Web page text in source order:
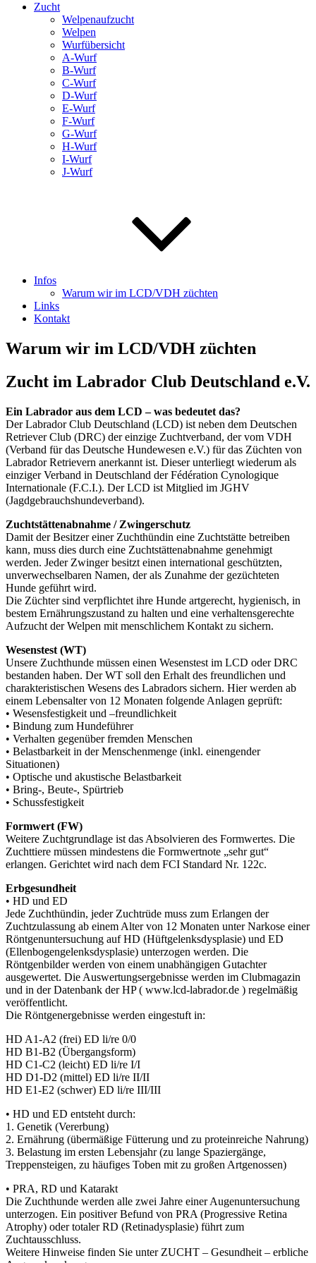
Zucht
Welpenaufzucht
Welpen
Wurfübersicht
A-Wurf
B-Wurf
C-Wurf
D-Wurf
E-Wurf
F-Wurf
G-Wurf
H-Wurf
I-Wurf
J-Wurf
Infos
Warum wir im LCD/VDH züchten
Links
Kontakt
Warum wir im LCD/VDH züchten
Zucht im Labrador Club Deutschland e.V.
Ein Labrador aus dem LCD – was bedeutet das?
Der Labrador Club Deutschland (LCD) ist neben dem Deutschen
Retriever Club (DRC) der einzige Zuchtverband, der vom VDH
(Verband für das Deutsche Hundewesen e.V.) für das Züchten von
Labrador Retrievern anerkannt ist. Dieser unterliegt wiederum als
einziger Verband in Deutschland der Fédération Cynologique
Internationale (F.C.I.). Der LCD ist Mitglied im JGHV
(Jagdgebrauchshundeverband).
Zuchtstättenabnahme / Zwingerschutz
Damit der Besitzer einer Zuchthündin eine Zuchtstätte betreiben
kann, muss dies durch eine Zuchtstättenabnahme genehmigt
werden. Jeder Zwinger besitzt einen international geschützten,
unverwechselbaren Namen, der als Zunahme der gezüchteten
Hunde geführt wird.
Die Züchter sind verpflichtet ihre Hunde artgerecht, hygienisch, in
bestem Ernährungszustand zu halten und eine verhaltensgerechte
Aufzucht der Welpen mit menschlichem Kontakt zu sichern.
Wesenstest (WT)
Unsere Zuchthunde müssen einen Wesenstest im LCD oder DRC
bestanden haben. Der WT soll den Erhalt des freundlichen und
charakteristischen Wesens des Labradors sichern. Hier werden ab
einem Lebensalter von 12 Monaten folgende Anlagen geprüft:
• Wesensfestigkeit und –freundlichkeit
• Bindung zum Hundeführer
• Verhalten gegenüber fremden Menschen
• Belastbarkeit in der Menschenmenge (inkl. einengender
Situationen)
• Optische und akustische Belastbarkeit
• Bring-, Beute-, Spürtrieb
• Schussfestigkeit
Formwert (FW)
Weitere Zuchtgrundlage ist das Absolvieren des Formwertes. Die
Zuchttiere müssen mindestens die Formwertnote „sehr gut“
erlangen. Gerichtet wird nach dem FCI Standard Nr. 122c.
Erbgesundheit
• HD und ED
Jede Zuchthündin, jeder Zuchtrüde muss zum Erlangen der
Zuchtzulassung ab einem Alter von 12 Monaten unter Narkose einer
Röntgenuntersuchung auf HD (Hüftgelenksdysplasie) und ED
(Ellenbogengelenksdysplasie) unterzogen werden. Die
Röntgenbilder werden von einem unabhängigen Gutachter
ausgewertet. Die Auswertungsergebnisse werden im Clubmagazin
und in der Datenbank der HP ( www.lcd-labrador.de ) regelmäßig
veröffentlicht.
Die Röntgenergebnisse werden eingestuft in:
HD A1-A2 (frei) ED li/re 0/0
HD B1-B2 (Übergangsform)
HD C1-C2 (leicht) ED li/re I/I
HD D1-D2 (mittel) ED li/re II/II
HD E1-E2 (schwer) ED li/re III/III
• HD und ED entsteht durch:
1. Genetik (Vererbung)
2. Ernährung (übermäßige Fütterung und zu proteinreiche Nahrung)
3. Belastung im ersten Lebensjahr (zu lange Spaziergänge,
Treppensteigen, zu häufiges Toben mit zu großen Artgenossen)
• PRA, RD und Katarakt
Die Zuchthunde werden alle zwei Jahre einer Augenuntersuchung
unterzogen. Ein positiver Befund von PRA (Progressive Retina
Atrophy) oder totaler RD (Retinadysplasie) führt zum
Zuchtausschluss.
Weitere Hinweise finden Sie unter ZUCHT – Gesundheit – erbliche